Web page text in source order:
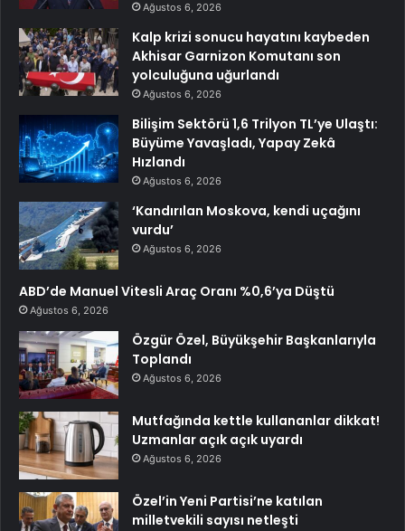
Ağustos 6, 2026
Kalp krizi sonucu hayatını kaybeden
Akhisar Garnizon Komutanı son
yolculuğuna uğurlandı
Ağustos 6, 2026
Bilişim Sektörü 1,6 Trilyon TL’ye Ulaştı:
Büyüme Yavaşladı, Yapay Zekâ
Hızlandı
Ağustos 6, 2026
‘Kandırılan Moskova, kendi uçağını
vurdu’
Ağustos 6, 2026
ABD’de Manuel Vitesli Araç Oranı %0,6’ya Düştü
Ağustos 6, 2026
Özgür Özel, Büyükşehir Başkanlarıyla
Toplandı
Ağustos 6, 2026
Mutfağında kettle kullananlar dikkat!
Uzmanlar açık açık uyardı
Ağustos 6, 2026
Özel’in Yeni Partisi’ne katılan
milletvekili sayısı netleşti